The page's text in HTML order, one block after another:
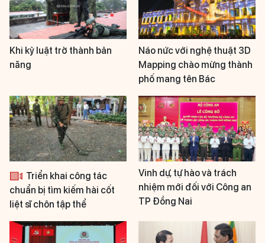
Khi kỷ luật trở thành bản
năng
Náo nức với nghệ thuật 3D
Mapping chào mừng thành
phố mang tên Bác
Triển khai công tác
chuẩn bị tìm kiếm hài cốt
liệt sĩ chôn tập thể
Vinh dự, tự hào và trách
nhiệm mới đối với Công an
TP Đồng Nai